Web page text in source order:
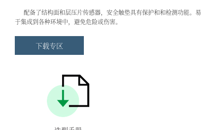
配备了结构面和层压片传感器，安全触垫具有保护和和检测功能。易
于集成到各种环境中，避免危险或伤害。
下载专区